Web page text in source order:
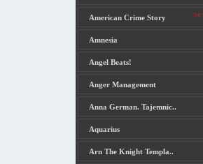
American Crime Story
Amnesia
Angel Beats!
Anger Management
Anna German. Tajemnic..
Aquarius
Arn The Knight Templa..